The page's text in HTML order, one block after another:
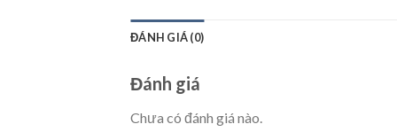
ĐÁNH GIÁ (0)
Đánh giá
Chưa có đánh giá nào.